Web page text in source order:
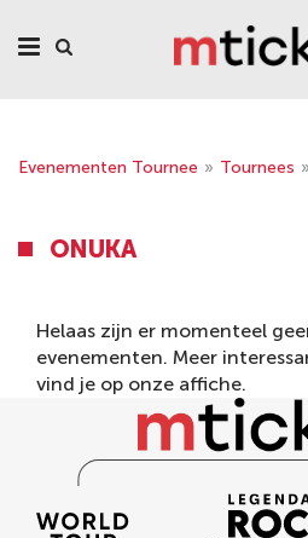
Evenementen Tournee » Tournees »
ONUKA
Helaas zijn er momenteel
evenementen. Meer
vind je op onze affiche.